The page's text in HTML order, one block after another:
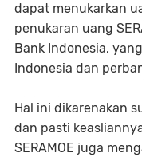
dapat menukarkan
penukaran uang
Bank Indonesia,
Indonesia dan
Hal ini dikarenakan
dan pasti
SERAMOE juga